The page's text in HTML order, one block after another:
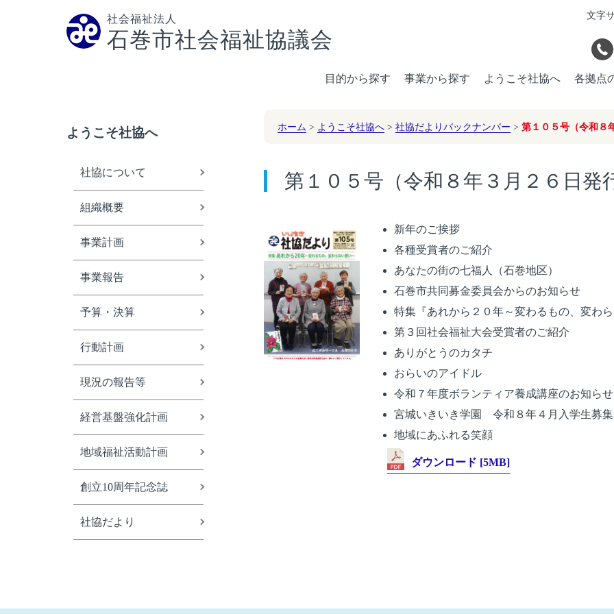
社会福祉法人
石巻市社会福祉協議会
文字
目的から探す 事業から探す ようこそ社協へ 各拠点
ようこそ社協へ
社協について
組織概要
事業計画
事業報告
予算・決算
行動計画
現況の報告等
経営基盤強化計画
地域福祉活動計画
創立10周年記念誌
社協だより
ホーム > ようこそ社協へ> 社協だよりバックナンバー > 第１０５号（令和８
第１０５号（令和８年３月２６日発
新年のご挨拶
各種受賞者のご紹介
あなたの街の七福人（石巻地区）
石巻市共同募金委員会からのお知らせ
特集『あれから２０年～変わるもの、変わら
第３回社会福祉大会受賞者のご紹介
ありがとうのカタチ
おらいのアイドル
令和７年度ボランティア養成講座のお知らせ
宮城いきいき学園 令和８年４月入学生募
地域にあふれる笑顔
ダウンロード [5MB]